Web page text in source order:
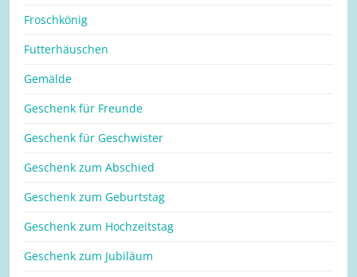
Froschkönig
Futterhäuschen
Gemälde
Geschenk für Freunde
Geschenk für Geschwister
Geschenk zum Abschied
Geschenk zum Geburtstag
Geschenk zum Hochzeitstag
Geschenk zum Jubiläum